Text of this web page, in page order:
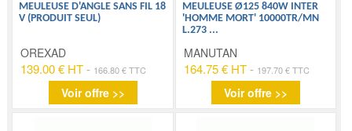
MEULEUSE D'ANGLE SANS FIL 18
V (PRODUIT SEUL)
OREXAD
139.00 € HT - 166.80 € TTC
Voir offre >>
MEULEUSE Ø125 840W INTER
'HOMME MORT' 10000TR/MN
L.273 ...
MANUTAN
164.75 € HT- 197.70 € TTC
Voir offre >>